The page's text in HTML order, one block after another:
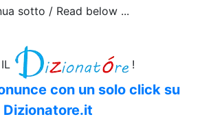
sotto / Read below ...
!
con un solo click su
Dizionatore.it